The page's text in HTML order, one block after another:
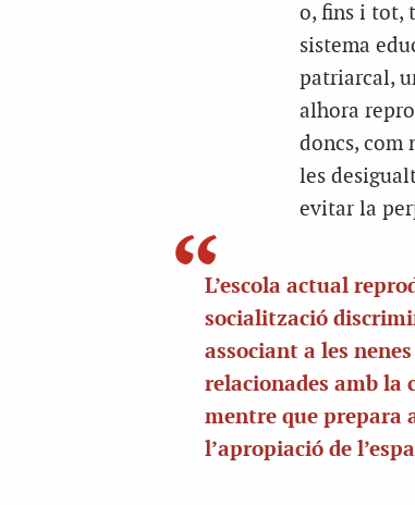
o, fins i tot,
sistema
patriarcal,
alhora
doncs, com
les
evitar la
L’escola actual
socialització
associant a les
relacionades amb la
mentre que prepara
l’apropiació de